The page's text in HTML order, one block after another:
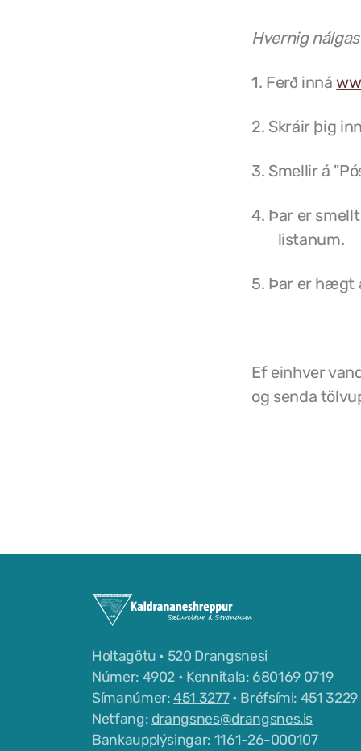
Hvernig
1. Ferð inná
2. Skráir þig
3. Smellir á
4. Þar er
listanum.
5. Þar er hægt
Ef einhver
og senda
Holtagötu • 520 Drangsnesi
Númer: 4902 • Kennitala: 680169 0719
Símanúmer:451 3277• Bréfsími: 451 3229
Netfang: drangsnes@drangsnes.is
Bankaupplýsingar: 1161-26-000107